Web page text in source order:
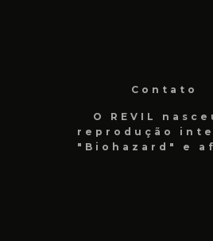
Contato
O REVIL
reprodução
"Biohazard" e